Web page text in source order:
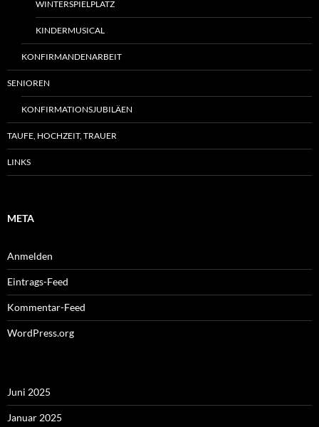
WINTERSPIELPLATZ
KINDERMUSICAL
KONFIRMANDENARBEIT
SENIOREN
KONFIRMATIONSJUBILÄEN
TAUFE, HOCHZEIT, TRAUER
LINKS
META
Anmelden
Eintrags-Feed
Kommentar-Feed
WordPress.org
Juni 2025
Januar 2025